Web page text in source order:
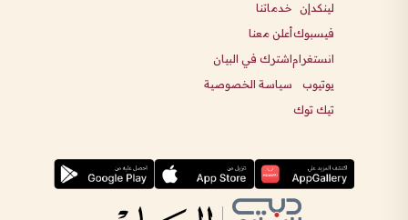
لينكدإن
فيسبوك
انستغرام
يوتيوب
تيك توك
خدماتنا
أعلن معنا
اشترك في البيان
سياسة الخصوصية